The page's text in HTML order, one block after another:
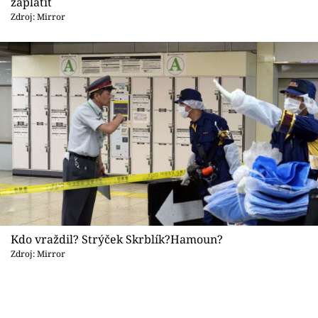
Videa
Sledujte prima+
Přihlášení
Sledujte nás
Zdroj: Mirror
Kdo vraždil? Strýček Skrblík?Hamoun?
Zdroj: Mirror